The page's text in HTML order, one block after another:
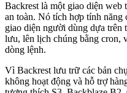
Backrest là một giao diện web
an toàn. Nó tích hợp tính năng
giao diện người dùng dựa trên
lưu, lên lịch chúng bằng cron,
dòng lệnh.
Vì Backrest lưu trữ các bản
không hoạt động và hỗ trợ